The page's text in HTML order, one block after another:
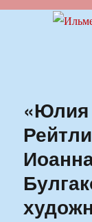
«Юлия